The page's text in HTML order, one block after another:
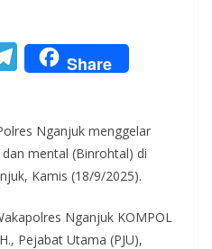
T
el
gr
a
Share
Nganjuk menggelar
mental (Binrohtal) di
Kamis (18/9/2025).
Nganjuk KOMPOL
Pejabat Utama (PJU),